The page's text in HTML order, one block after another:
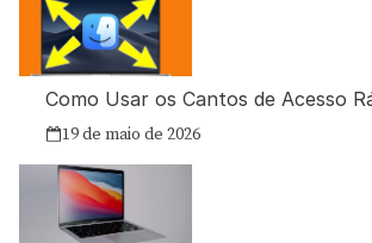
Como Usar os Cantos de Acesso
19 de maio de 2026